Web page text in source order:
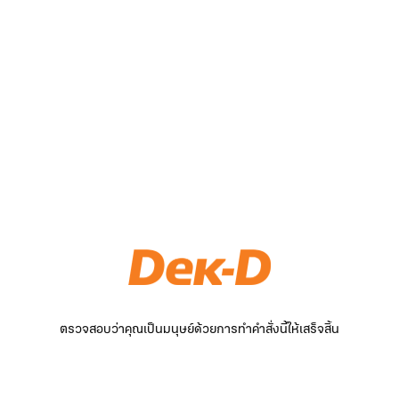
ตรวจสอบว่าคุณเป็นมนุษย์ด้วยการทำคำสั่งนี้ให้เสร็จสิ้น